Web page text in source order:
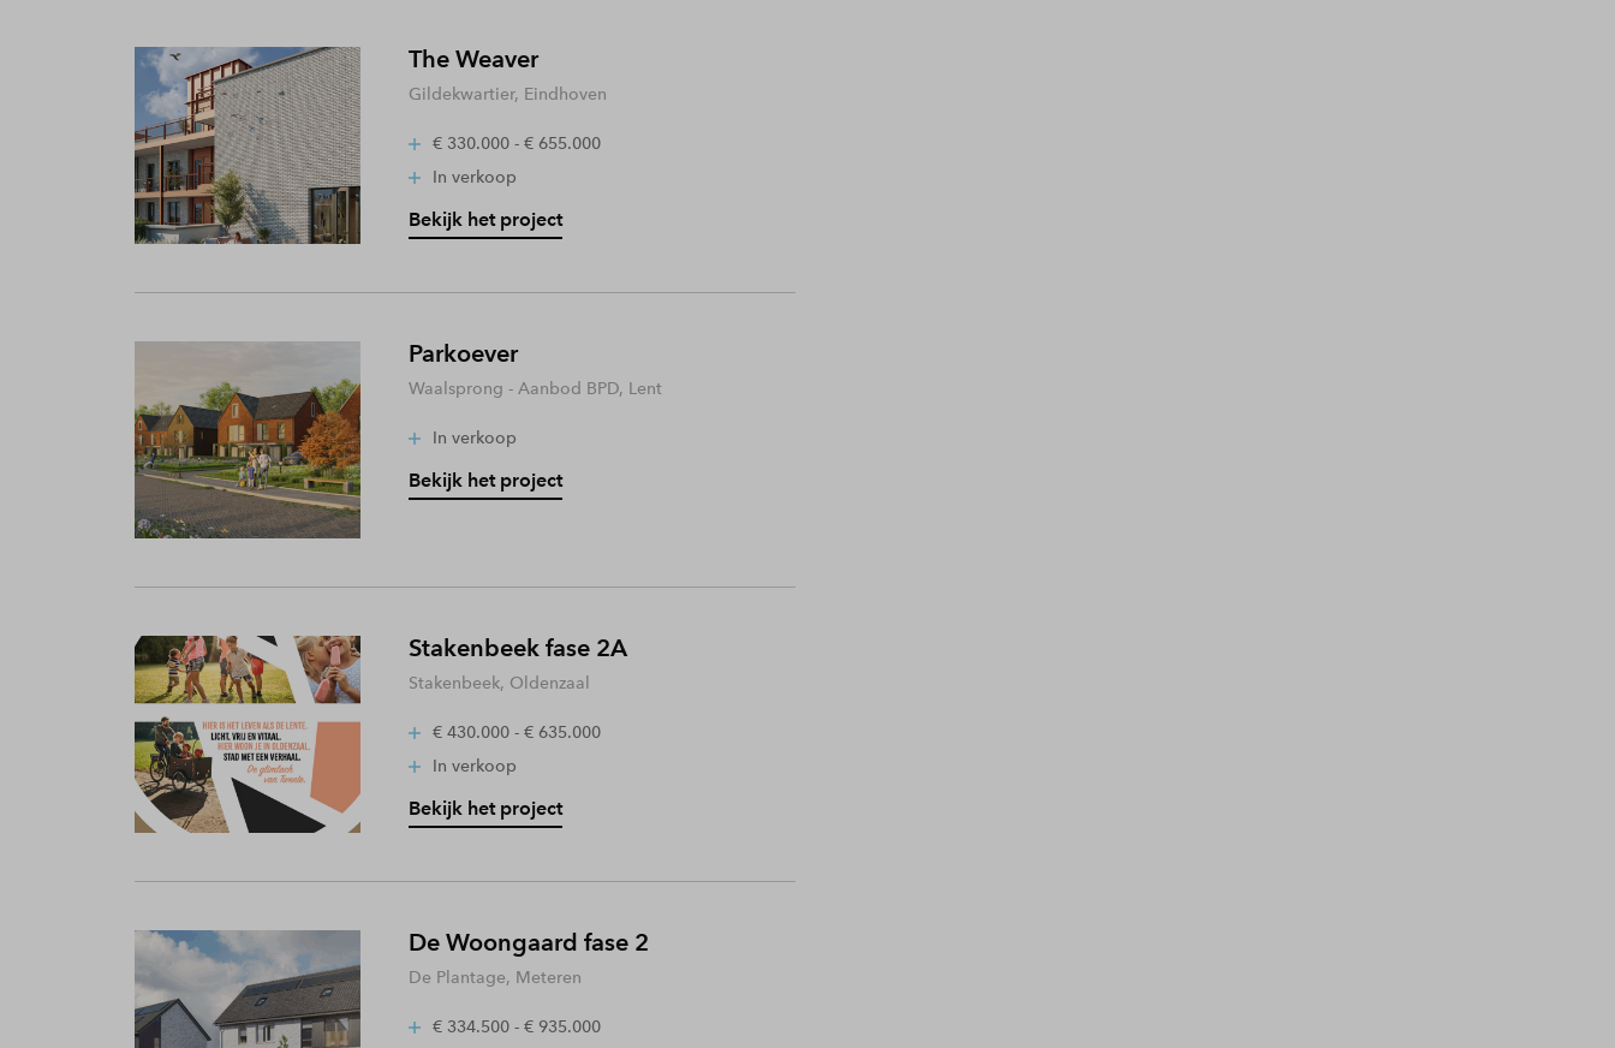
The Weaver
Gildekwartier, Eindhoven
€ 330.000 - € 655.000
In verkoop
Bekijk het project
Parkoever
Waalsprong - Aanbod BPD, Lent
In verkoop
Bekijk het project
Stakenbeek fase 2A
Stakenbeek, Oldenzaal
€ 430.000 - € 635.000
In verkoop
Bekijk het project
De Woongaard fase 2
De Plantage, Meteren
€ 334.500 - € 935.000